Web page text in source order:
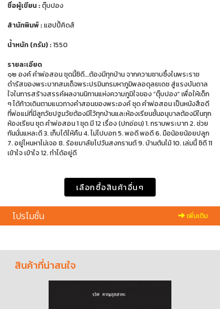
ชื่อผู้เขียน :ตุ๊บปอง
สำนักพิมพ์ :แฮปปี้คิดส์
น้ำหนัก (กรัม) :1550
รายละเอียด
๑๒ องค์ คำพ่อสอน ชุดนี้ซิดี...ต้องมีทุกบ้าน จากความซาบซึ้งในพระราช
ดำรัสของพระบาทสมเด็จพระปรมินทรมหาภูมิพลอดุลยเดช สู่แรงบันดาล
ใจในการสร้างสรรค์ผลงานนิทานแห่งความภูมิใจของ “ตุ๊บปอง” เพื่อให้เด็ก
ๆ ได้ก้าวเดินตามแนวทางคำสอนของพระองค์ ชุด คำพ่อสอน เป็นหนังสือดี
ที่พ่อแม่ที่มีลูกวัยปฐมวัยต้องมีไว้ทุกบ้านและห้องเรียนชั้นอนุบาลต้องมีในทุก
ห้องเรียน ชุด คำพ่อสอน 1 ชุด มี 12 เรื่อง (ปกอ่อน) 1. กราบพระบาท 2. ช่วย
กันนั่นแหละดี 3. เก็บได้ให้คืน 4. ไม่ไปบอก 5. พอดี พอดี 6. มือน้อยน้อยปลูก
7. อยู่ไหนหาไม่เจอ 8. ร้อยมาลัยไปวันสงกรานต์ 9. บ้านต้นไม้ 10. เล่มนี้ ซิดี 11
เข้าใจ เข้าใจ 12. ทำได้อยู่ดี
เลือกซื้อสินค้าอื่นๆ
โปรโมชั่น เพิ่มเติม
สินค้าที่น่าสนใจ